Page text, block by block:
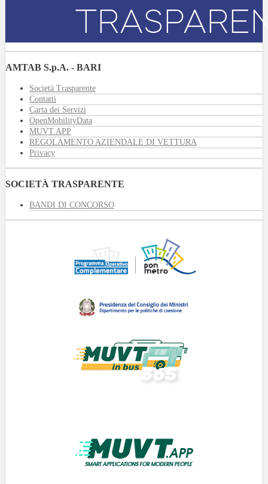
AMTAB S.p.A. - BARI
Società Trasparente
Contatti
Carta dei Servizi
OpenMobilityData
MUVT.APP
REGOLAMENTO AZIENDALE DI VETTURA
Privacy
SOCIETÀ TRASPARENTE
BANDI DI CONCORSO